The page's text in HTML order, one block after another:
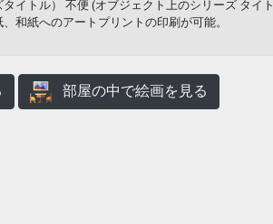
イトル） 不便 (オブジェクト上のシリーズ タイト
和紙へのアートプリントの印刷が可能。
部屋の中で絵画を見る